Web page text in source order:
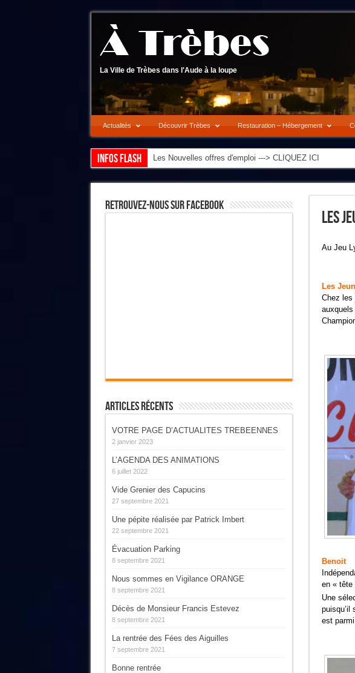
La Ville de Trèbes dans l'Aude à la loupe
Actualités Découvrir Trèbes Restauration – Hébergement
Infos flash Les Nouvelles offres d'emploi ---> CLIQUEZ ICI
Les
Au Jeu
Les
Chez les
auxquels
Benoit
en « tête
Une
puisqu’il
est
Retrouvez-Nous Sur Facebook
Articles Récents
VOTRE PAGE D’ACTUALITES TREBEENNES
2 janvier 2023
L’AGENDA DES ANIMATIONS
6 juillet 2022
Vide Grenier des Capucins
27 septembre 2021
Une pépite réalisée par Patrick Imbert
22 septembre 2021
Évacuation Parking
8 septembre 2021
Nous sommes en Vigilance ORANGE
8 septembre 2021
Décès de Monsieur Francis Estevez
8 septembre 2021
La rentrée des Fées des Aiguilles
7 septembre 2021
Bonne rentrée